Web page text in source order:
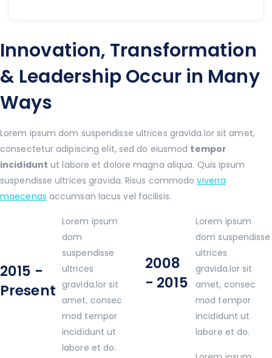
Innovation, Transformation
& Leadership Occur in Many
Ways
Lorem ipsum dom suspendisse ultrices gravida.lor sit amet,
consectetur adipiscing elit, sed do eiusmod tempor
incididunt ut labore et dolore magna aliqua. Quis ipsum
suspendisse ultrices gravida. Risus commodoviverra
maecenas accumsan lacus vel facilisis.
2015 -
Present
Lorem ipsum
dom
suspendisse
ultrices
gravida.lor sit
amet, consec
mod tempor
incididunt ut
labore et do.
2008
- 2015
Lorem ipsum
dom suspendisse
ultrices
gravida.lor sit
amet, consec
mod tempor
incididunt ut
labore et do.